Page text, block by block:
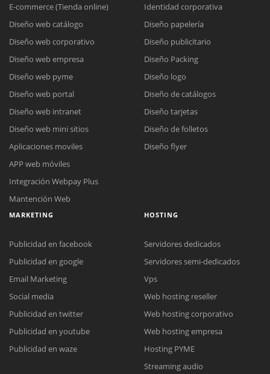
Reunión online
Meet para la reunión online.
Cotización
Chat Online
Todos nuestros ejecutivos están fuera de línea. Complete el formulario
E-commerce (Tienda online)
Diseño web catálogo
Diseño web corporativo
Diseño web empresa
Diseño web pyme
Diseño web portal
Diseño web intranet
Diseño web mini sitios
Aplicaciones moviles
APP web móviles
Integración Webpay Plus
Mantención Web
Identidad corporativa
Diseño papelería
Diseño publicitario
Diseño Packing
Diseño logo
Diseño de catálogos
Diseño tarjetas
Diseño de folletos
Diseño flyer
MARKETING
Publicidad en facebook
Publicidad en google
Email Marketing
Social media
Publicidad en twitter
Publicidad en youtube
Publicidad en waze
HOSTING
Servidores dedicados
Servidores semi-dedicados
Vps
Web hosting reseller
Web hosting corporativo
Web hosting empresa
Hosting PYME
Streaming audio